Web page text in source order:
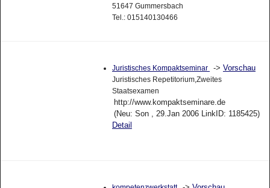
51647 Gummersbach
Tel.: 015140130466
Juristisches Kompaktseminar -> Vorschau
Juristisches Repetitorium,Zweites
Staatsexamen
http://www.kompaktseminare.de
(Neu: Son , 29.Jan 2006 LinkID: 1185425)
Detail